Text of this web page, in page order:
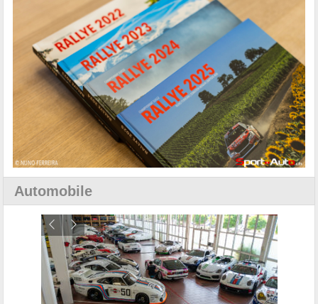
Automobile